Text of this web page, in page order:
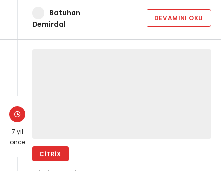
Batuhan
Demirdal
DEVAMINI OKU
7 yıl
önce
CITRIX